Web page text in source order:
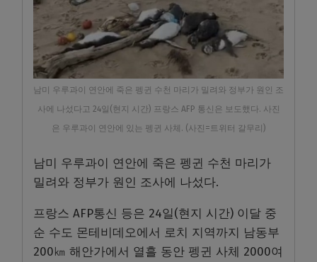
남미 우루과이 연안에 죽은 펭귄 수천 마리가 밀려와 정부가 원인 조
사에 나섰다고 24일(현지 시간) 프랑스 AFP 통신은 보도했다. 사진
은 우루과이 연안에 있는 펭귄 사체. (사진=트위터 갈무리)
남미 우루과이 연안에 죽은 펭귄 수천 마리가
밀려와 정부가 원인 조사에 나섰다.
프랑스 AFP통신 등은 24일(현지 시간) 이달 중
순 수도 몬테비데오에서 로치 지역까지 남동부
200㎞ 해안가에서 열흘 동안 펭귄 사체 2000여